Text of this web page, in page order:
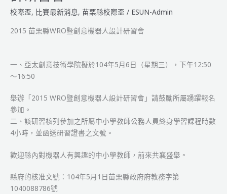
器
人
大
苗
栗
校
際
盃
公
校際盃, 比賽最新消息, 苗栗縣校際盃 / ESUN-Admin
2015 苗栗縣WRO暨創意機器人設計研習會
一、亞太創意技術學院擬於104年5月6日（星期三）， 下午12:50
～16:50
舉辦「2015 WRO暨創意機器人設計研習會」請鼓勵所屬踴躍報名
參加。
二、 該研習核列參加之所屬中小學教師公務人員終身學習課程時數
4小時 ，並函送研習證書之文號。
歡迎縣內對機器人有興趣的中小學教師，前來共襄盛舉。
縣府的核准文號： 104年5月1日苗栗縣政府府教務字第
1040088786號